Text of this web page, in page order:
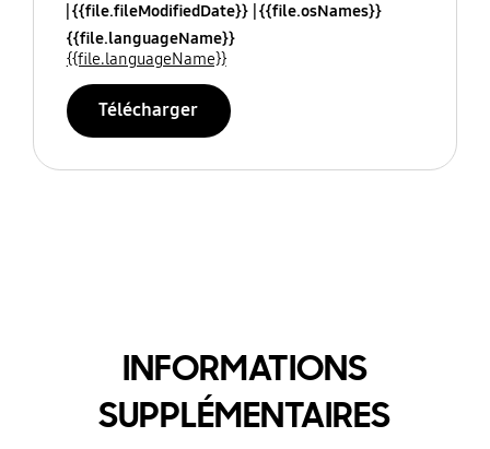
{{file.fileModifiedDate}} {{file.osNames}}
{{file.languageName}}
{{file.languageName}}
Télécharger
INFORMATIONS
SUPPLÉMENTAIRES